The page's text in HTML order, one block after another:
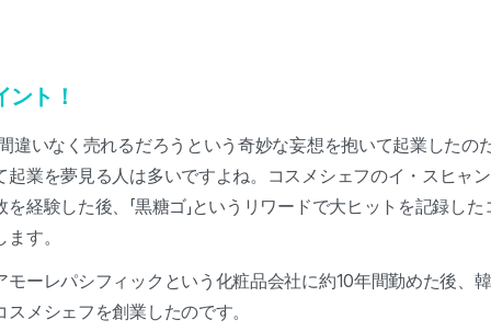
ト！
違いなく売れるだろうという奇妙な妄想を抱いて起業したの
起業を夢見る人は多いですよね。コスメシェフのイ・スヒャ
経験した後、「黒糖ゴ」というリワードで大ヒットを記録し
す。
モーレパシフィックという化粧品会社に約10年間勤めた後、
メシェフを創業したのです。